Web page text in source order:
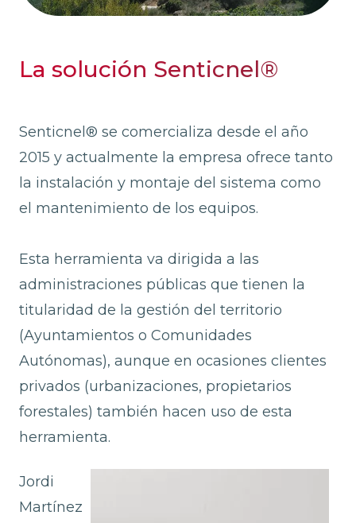
La solución Senticnel®
Senticnel® se comercializa desde el año
2015 y actualmente la empresa ofrece tanto
la instalación y montaje del sistema como
el mantenimiento de los equipos.
Esta herramienta va dirigida a las
administraciones públicas que tienen la
titularidad de la gestión del territorio
(Ayuntamientos o Comunidades
Autónomas), aunque en ocasiones clientes
privados (urbanizaciones, propietarios
forestales) también hacen uso de esta
herramienta.
Jordi
Martínez